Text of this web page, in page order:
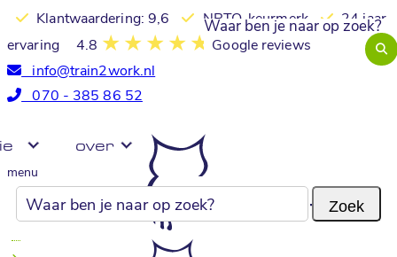
Klantwaardering: 9,6 NRTO-keurmerk
24 jaar
ervaring
4.8
Google reviews
info@train2work.nl
070 - 385 86 52
over
menu